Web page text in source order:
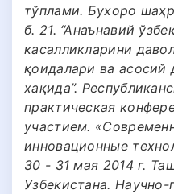
тўплами. Бухоро
б. 21. “Анаънавий
касалликларини
қоидалари ва асосий
хақида”.
практическая
участием.
инновационные
30 - 31 мая 2014 г.
Узбекистана.